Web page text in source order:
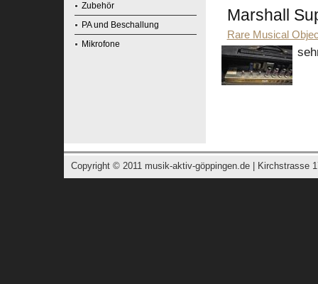
Zubehör
PA und Beschallung
Mikrofone
Marshall
Rare Musical
Copyright © 2011 musik-aktiv-göppingen.de | Kirchstrasse